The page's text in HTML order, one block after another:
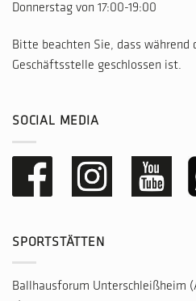
Donnerstag von 17:00-19:00
Bitte beachten Sie, dass während
Geschäftsstelle geschlossen ist.
SOCIAL MEDIA
SPORTSTÄTTEN
Ballhausforum Unterschleißheim